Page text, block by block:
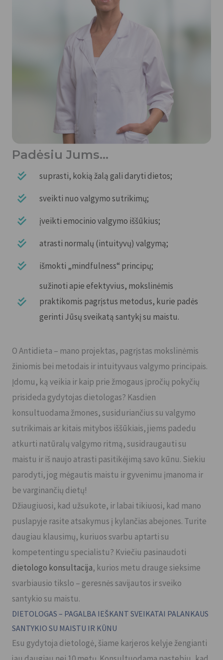
Padėsiu Jums…
suprasti, kokią žalą gali daryti dietos;
sveikti nuo valgymo sutrikimų;
įveikti emocinio valgymo iššūkius;
atrasti normalų (intuityvų) valgymą;
išmokti „mindfulness“ principų;
sužinoti apie efektyvius, mokslinėmis
praktikomis pagrįstus metodus, kurie padės
gerinti Jūsų sveikatą santykį su maistu.
O Antidieta – mano projektas, pagrįstas mokslinėmis
žiniomis bei metodais ir intuityvaus valgymo principais.
Įdomu, ką veikia ir kaip prie žmogaus įpročių pokyčių
prisideda gydytojas dietologas? Kasdien
konsultuodama žmones, susiduriančius su valgymo
sutrikimais ar kitais mitybos iššūkiais, jiems padedu
atkurti natūralų valgymo ritmą, susidraugauti su
maistu ir iš naujo atrasti pasitikėjimą savo kūnu. Siekiu
parodyti, jog mėgautis maistu ir gyvenimu įmanoma ir
be varginančių dietų!
Džiaugiuosi, kad užsukote, ir labai tikiuosi, kad mano
puslapyje rasite atsakymus į kylančias abejones. Turite
daugiau klausimų, kuriuos svarbu aptarti su
kompetentingu specialistu? Kviečiu pasinaudoti
dietologo konsultacija, kurios metu drauge sieksime
svarbiausio tikslo – geresnės savijautos ir sveiko
santykio su maistu.
DIETOLOGAS – PAGALBA IEŠKANT SVEIKATAI PALANKAUS
SANTYKIO SU MAISTU IR KŪNU
Esu gydytoja dietologė, šiame karjeros kelyje žengianti